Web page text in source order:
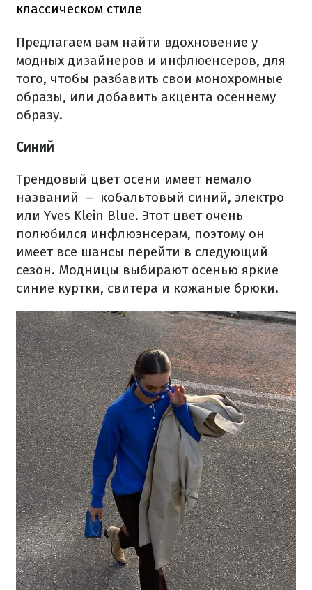
классическом стиле
Предлагаем вам найти вдохновение у
модных дизайнеров и инфлюенсеров, для
того, чтобы разбавить свои монохромные
образы, или добавить акцента осеннему
образу.
Синий
Трендовый цвет осени имеет немало
названий – кобальтовый синий, электро
или Yves Klein Blue. Этот цвет очень
полюбился инфлюэнсерам, поэтому он
имеет все шансы перейти в следующий
сезон. Модницы выбирают осенью яркие
синие куртки, свитера и кожаные брюки.